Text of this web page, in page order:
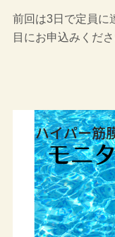
前回は3日で定員に
目にお申込みくださ